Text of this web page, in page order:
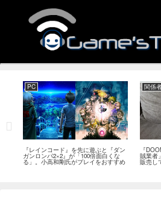
PC
『レインコード』を先に遊ぶと『ダン
ガンロンパ2×2』が「100倍面白くな
る」。小高和剛氏がプレイをおすすめ
関係
『
賊業者
販売し
流通だ